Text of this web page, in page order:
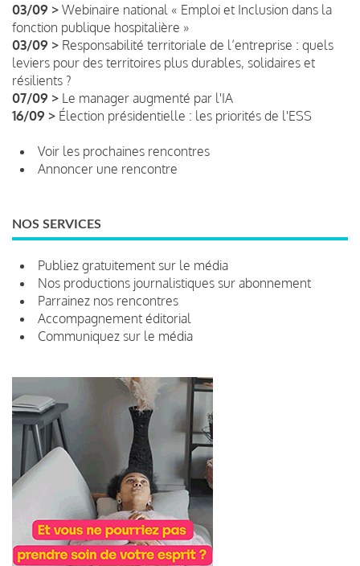
03/09 > Webinaire national « Emploi et Inclusion dans la
fonction publique hospitalière »
03/09 > Responsabilité territoriale de l’entreprise : quels
leviers pour des territoires plus durables, solidaires et
résilients ?
07/09 > Le manager augmenté par l'IA
16/09 > Élection présidentielle : les priorités de l'ESS
Voir les prochaines rencontres
Annoncer une rencontre
NOS SERVICES
Publiez gratuitement sur le média
Nos productions journalistiques sur abonnement
Parrainez nos rencontres
Accompagnement éditorial
Communiquez sur le média